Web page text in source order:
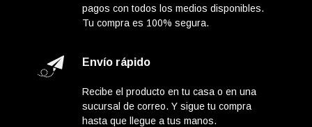
pagos con todos los medios disponibles.
Tu compra es 100% segura.
Envío rápido
Recibe el producto en tu casa o en una
sucursal de correo. Y sigue tu compra
hasta que llegue a tus manos.